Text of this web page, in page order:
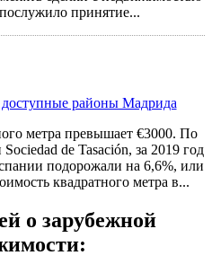
принятие...
районы Мадрида
метра превышает €3000. По
de Tasación, за 2019 год
подорожали на 6,6%, или
квадратного метра в...
о зарубежной